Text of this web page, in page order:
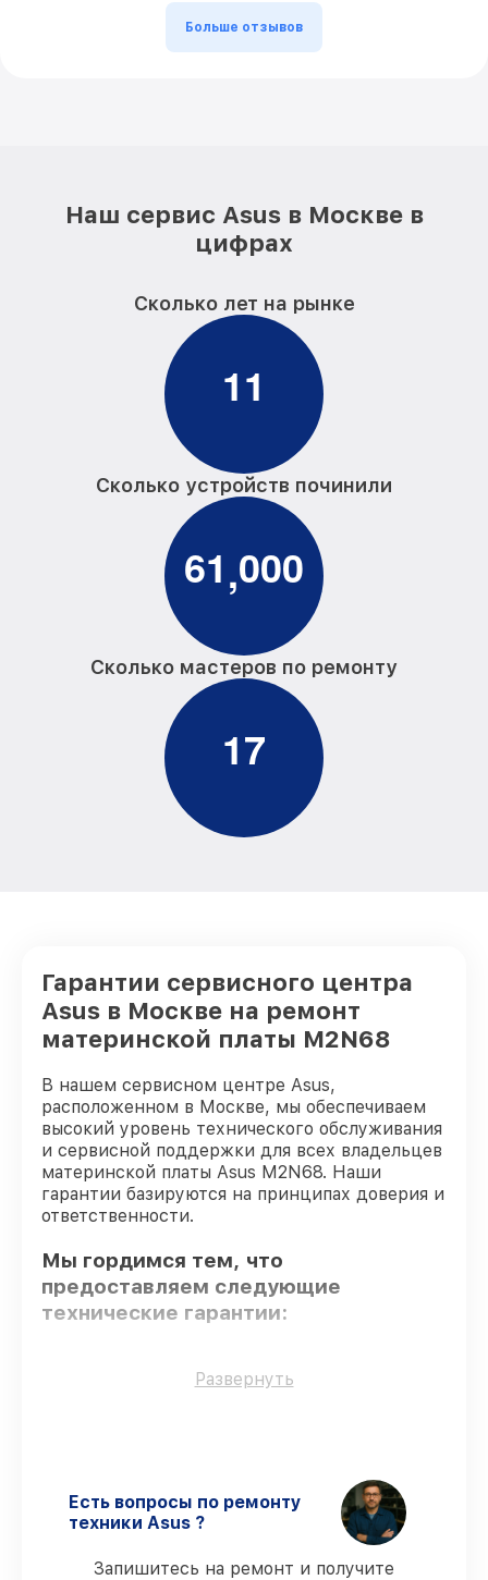
Больше отзывов
Наш сервис Asus в Москве в
цифрах
Сколько лет на рынке
11
Сколько устройств починили
61,000
Сколько мастеров по ремонту
17
Гарантии сервисного центра
Asus в Москве на ремонт
материнской платы M2N68
В нашем сервисном центре Asus,
расположенном в Москве, мы обеспечиваем
высокий уровень технического обслуживания
и сервисной поддержки для всех владельцев
материнской платы Asus M2N68. Наши
гарантии базируются на принципах доверия и
ответственности.
Мы гордимся тем, что
предоставляем следующие
технические гарантии:
Только фирменные комплектующие
Выполнение работ вовремя
–
соблюдаем сроки сервиса материнской
клиентом.
Развернуть
Есть вопросы по ремонту
техники Asus ?
Запишитесь на ремонт и получите